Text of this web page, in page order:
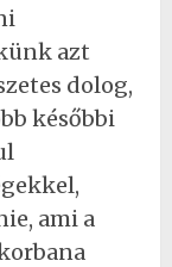
azt
dolog,
későbbi
ami a